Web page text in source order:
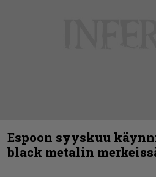
Espoon syyskuu
black metalin